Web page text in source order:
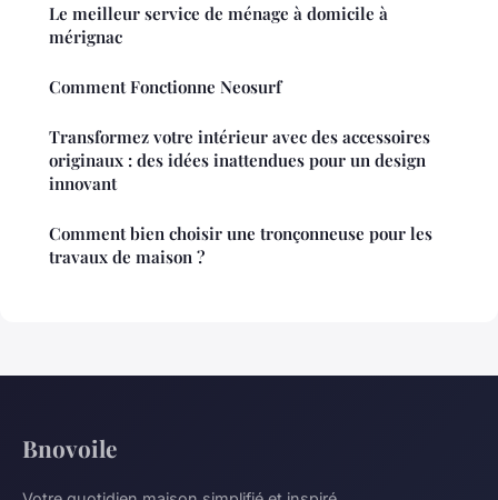
Le meilleur service de ménage à domicile à
mérignac
Comment Fonctionne Neosurf
Transformez votre intérieur avec des accessoires
originaux : des idées inattendues pour un design
innovant
Comment bien choisir une tronçonneuse pour les
travaux de maison ?
Bnovoile